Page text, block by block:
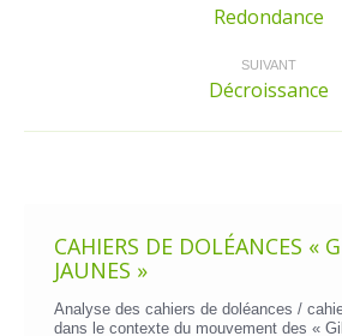
Article
Redondance
SUIVANT
Article
:
Décroissance
CAHIERS DE DOLÉANCES «
JAUNES »
Analyse des cahiers de doléances /
dans le contexte du mouvement des «